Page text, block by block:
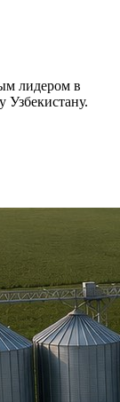
лидером в
Узбекистану.